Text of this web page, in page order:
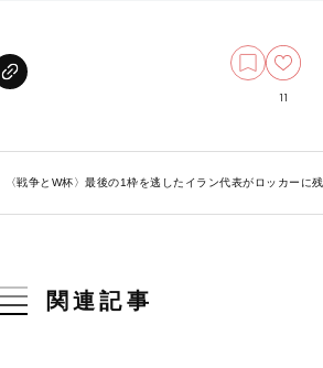
11
〈戦争とW杯〉最後の1枠を逃したイラン代表がロッカーに
関連記事